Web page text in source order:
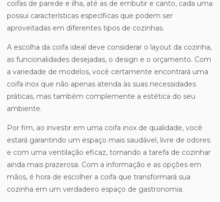
coifas de parede e ilha, até as de embutir e canto, cada uma
possui características específicas que podem ser
aproveitadas em diferentes tipos de cozinhas.
A escolha da coifa ideal deve considerar o layout da cozinha,
as funcionalidades desejadas, o design e o orçamento. Com
a variedade de modelos, você certamente encontrará uma
coifa inox que não apenas atenda às suas necessidades
práticas, mas também complemente a estética do seu
ambiente.
Por fim, ao investir em uma coifa inox de qualidade, você
estará garantindo um espaço mais saudável, livre de odores
e com uma ventilação eficaz, tornando a tarefa de cozinhar
ainda mais prazerosa. Com a informação e as opções em
mãos, é hora de escolher a coifa que transformará sua
cozinha em um verdadeiro espaço de gastronomia.